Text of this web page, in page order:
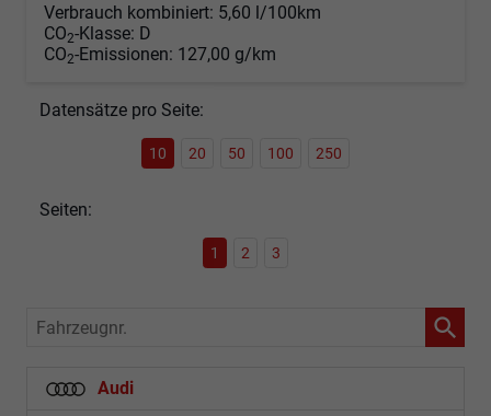
Verbrauch kombiniert: 5,60 l/100km
CO2-Klasse: D
CO2-Emissionen: 127,00 g/km
Datensätze pro Seite:
10 20 50 100 250
Seiten:
1 2 3
Fahrzeugnr.
Audi